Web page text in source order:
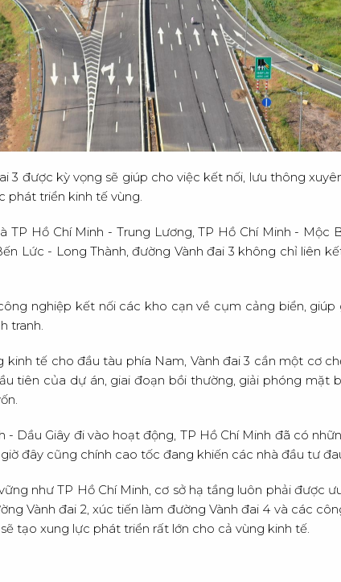
LI
3 được kỳ vọng sẽ giúp cho việc kết nối, lưu thông
phát triển kinh tế vùng.
Hồ Chí Minh - Trung Lương, TP Hồ Chí Minh - Mộc
Lức - Long Thành, đường Vành đai 3 không chỉ liên
nghiệp kết nối các kho cạn về cụm cảng biển, giúp
tranh.
tế cho đầu tàu phía Nam, Vành đai 3 cần một cơ
tiên của dự án, giai đoạn bồi thường, giải phóng mặt
- Dầu Giây đi vào hoạt động, TP Hồ Chí Minh đã có
đây cũng chính cao tốc đang khiến các nhà đầu tư
như TP Hồ Chí Minh, cơ sở hạ tầng luôn phải được
Vành đai 2, xúc tiến làm đường Vành đai 4 và các
tạo xung lực phát triển rất lớn cho cả vùng kinh tế.